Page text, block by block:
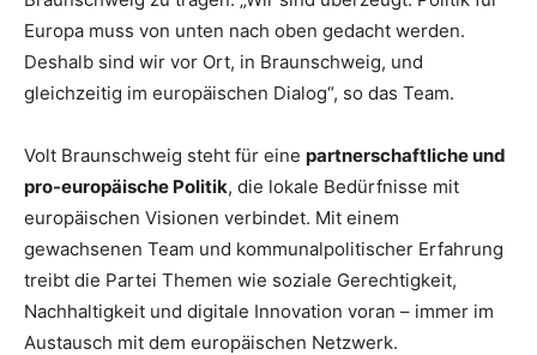
Europa muss von unten nach oben gedacht werden.
Deshalb sind wir vor Ort, in Braunschweig, und
gleichzeitig im europäischen Dialog“, so das Team.
Volt Braunschweig steht für eine partnerschaftliche und
pro-europäische Politik, die lokale Bedürfnisse mit
europäischen Visionen verbindet. Mit einem
gewachsenen Team und kommunalpolitischer Erfahrung
treibt die Partei Themen wie soziale Gerechtigkeit,
Nachhaltigkeit und digitale Innovation voran – immer im
Austausch mit dem europäischen Netzwerk.